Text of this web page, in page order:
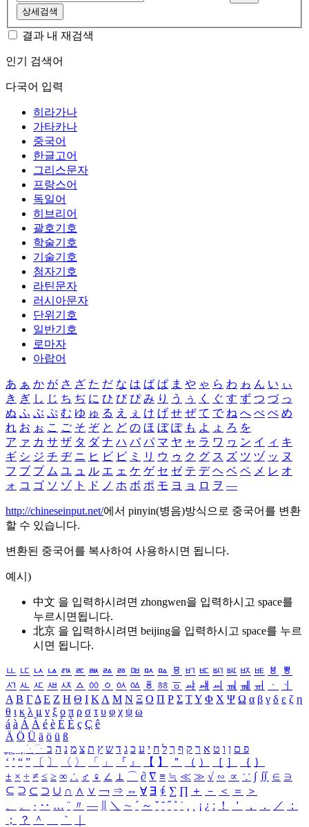
상세검색
결과 내 재검색
인기 검색어
다국어 입력
히라가나
가타카나
중국어
한글고어
그리스문자
프랑스어
독일어
히브리어
괄호기호
학술기호
기술기호
첨자기호
라틴문자
러시아문자
단위기호
일반기호
로마자
아랍어
あ ぁ か が さ ざ た だ な は ば ぱ ま や ゃ ら わ ゎ ん い ぃ
き ぎ し じ ち ぢ に ひ び ぴ み り う ぅ く ぐ す ず つ づ っ
ぬ ふ ぶ ぷ む ゆ ゅ る え ぇ け げ せ ぜ て で ね へ べ ぺ め
れ お ぉ こ ご そ ぞ と ど の ほ ぼ ぽ も よ ょ ろ を
ア ァ カ サ ザ タ ダ ナ ハ バ パ マ ヤ ャ ラ ワ ヮ ン イ ィ キ
ギ シ ジ チ ヂ ニ ヒ ビ ピ ミ リ ウ ゥ ク グ ス ズ ツ ヅ ッ ヌ
フ ブ プ ム ユ ュ ル エ ェ ケ ゲ セ ゼ テ デ ヘ ベ ペ メ レ オ
ォ コ ゴ ソ ゾ ト ド ノ ホ ボ ポ モ ヨ ョ ロ ヲ ―
http://chineseinput.net/에서 pinyin(병음)방식으로 중국어를 변환
할 수 있습니다.
변환된 중국어를 복사하여 사용하시면 됩니다.
예시)
中文 을 입력하시려면 zhongwen을 입력하시고 space를
누르시면됩니다.
北京 을 입력하시려면 beijing을 입력하시고 space를 누르
시면 됩니다.
ㅥ ㅦ ㅧ ㅨ ㅩ ㅪ ㅫ ㅬ ㅭ ㅮ ㅯ ㅰ ㅱ ㅲ ㅳ ㅴ ㅵ ㅶ ㅷ ㅸ
ㅹ
ㅺ ㅻ ㅼ ㅽ ㅾ ㅿ ㆀ ㆁ ㆂ ㆃ ㆄ ㆅ ㆆ ㆇ ㆈ ㆉ ㆊ ㆋ ㆌ ㆍ
ㆎ
Α Β ΓΔ Ε Ζ Η Θ Ι ΚΛ Μ Ν Ξ Ο Π Ρ Σ ΤΥ Φ Χ Ψ Ω α β γ δ ε ζ η
θ ι κ λ μ ν ξ ο π ρ σ τ υ φ χ ψ ω
á à Á À é è É È ç Ç ê
Ä Ö Ü ä ö ü ß
ִֶֹ ֻּ ׁׂ פ ם ן ו ט א ר ק ף ך ל ח י ע כ ג ד ש ץ ת צ מ נ ה ב
‘ ’ “ ” 〔 〕 〈 〉 「 」 『 』 【 】 ＂ （ ） ［ ］ ｛ ｝
± × ÷ ≠ ≤ ≥ ∞ ∴ ♂ ♀ ∠ ⊥ ⌒ ∂ ∇ ≡ ≒ ≪ ≫ √ ∽ ∝ ∵ ∫ ∬ ∈ ∋
⊆ ⊇ ⊂ ⊃ ∪ ∩ ∧ ∨ ￢ ⇒ ⇔ ∀ ∃ ∮ ∑ ∏ ＋ － ＜ ＝
＞
、
。 · ‥ … ¨ 〃 ― ＼ ∼ ´ ～ ˇ ˘ ˝ ˚ ˙ ¸ ¡ ¿ ː ！ ＇ ， ． ／
：
；
？ ＾ ｀